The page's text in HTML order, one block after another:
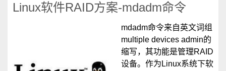
Linux软件RAID方案-mdadm命令
mdadm命令来自英文词组
multiple devices admin的
缩写，其功能是管理RAID
设备。作为Linux系统下软